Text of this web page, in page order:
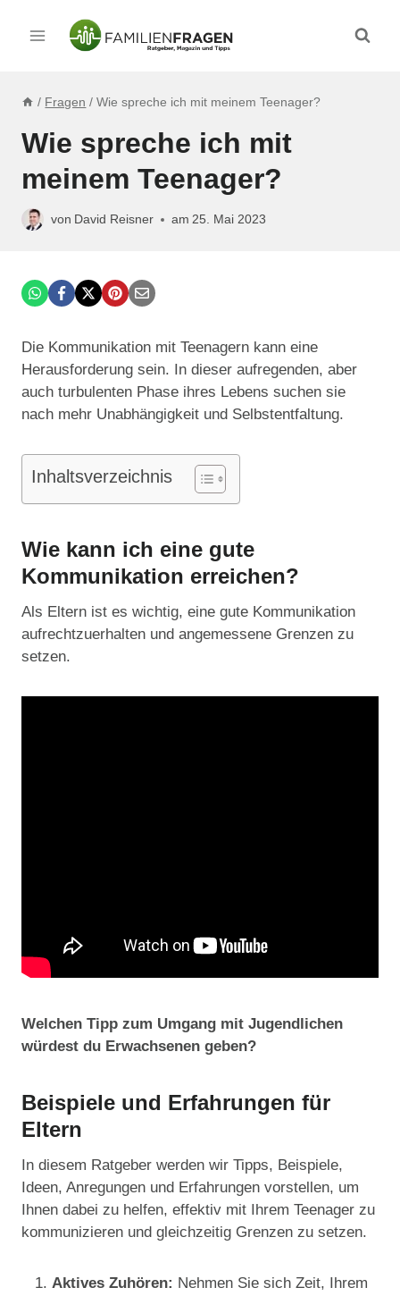
Inhalt
/ Fragen / Wie spreche ich mit meinem Teenager?
Wie spreche ich mit
meinem Teenager?
von David Reisner am 25. Mai 2023
Die Kommunikation mit Teenagern kann eine
Herausforderung sein. In dieser aufregenden, aber
auch turbulenten Phase ihres Lebens suchen sie
nach mehr Unabhängigkeit und Selbstentfaltung.
Inhaltsverzeichnis
Wie kann ich eine gute
Kommunikation erreichen?
Als Eltern ist es wichtig, eine gute Kommunikation
aufrechtzuerhalten und angemessene Grenzen zu
setzen.
Welchen Tipp zum Umgang mit Jugendlichen
würdest du Erwachsenen geben?
Beispiele und Erfahrungen für
Eltern
In diesem Ratgeber werden wir Tipps, Beispiele,
Ideen, Anregungen und Erfahrungen vorstellen, um
Ihnen dabei zu helfen, effektiv mit Ihrem Teenager zu
kommunizieren und gleichzeitig Grenzen zu setzen.
Aktives Zuhören: Nehmen Sie sich Zeit, Ihrem